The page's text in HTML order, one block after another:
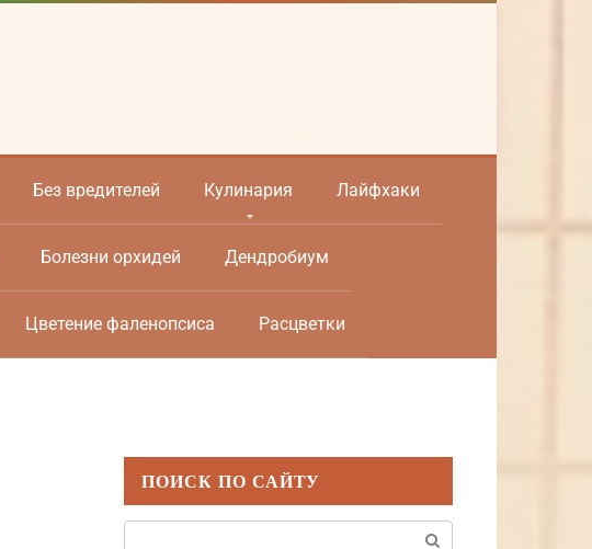
Без вредителей Кулинария Лайфхаки
Болезни орхидей Дендробиум
Цветение фаленопсиса Расцветки
ПОИСК ПО САЙТУ